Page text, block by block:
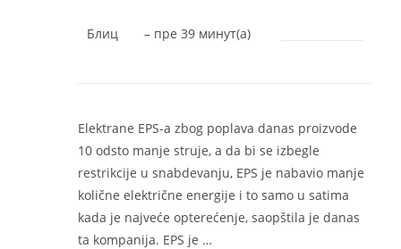
Блиц – ‎пре 39 минут(а)‎
Elektrane EPS-a zbog poplava danas proizvode
10 odsto manje struje, a da bi se izbegle
restrikcije u snabdevanju, EPS je nabavio manje
količne električne energije i to samo u satima
kada je najveće opterećenje, saopštila je danas
ta kompanija. EPS je …